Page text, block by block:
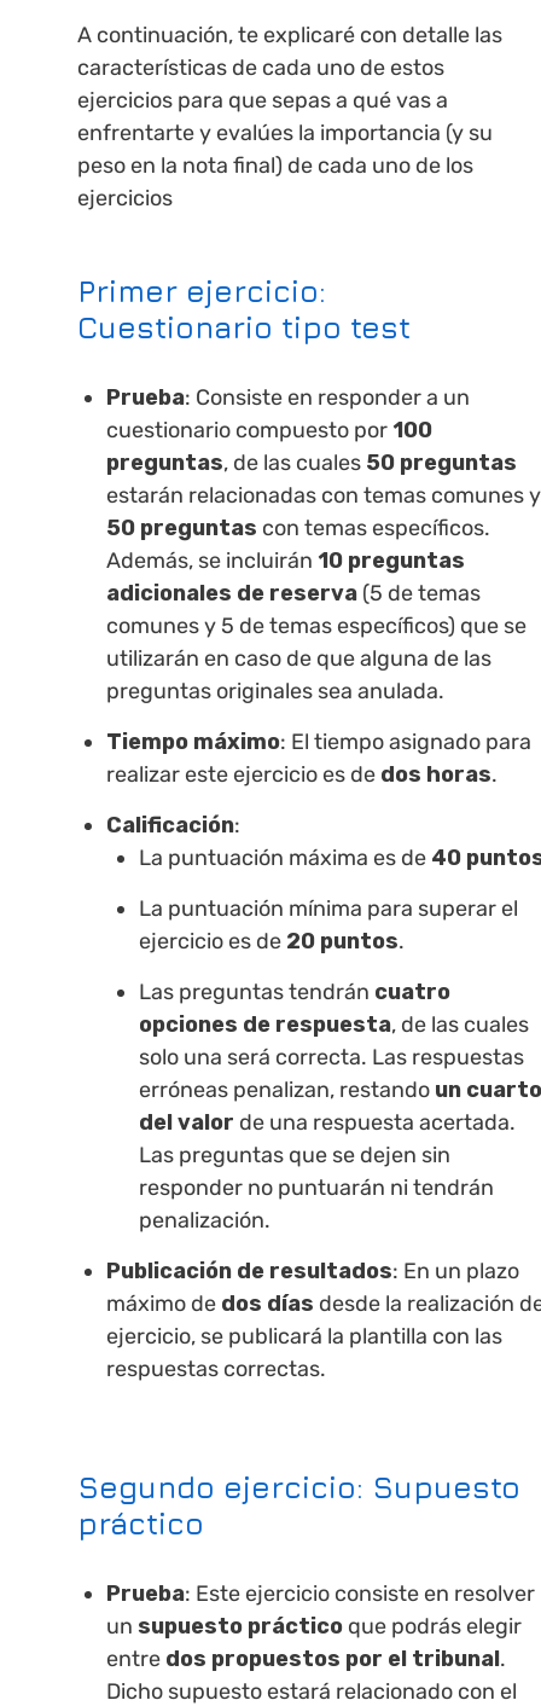
A continuación, te explicaré con detalle las
características de cada uno de estos
ejercicios para que sepas a qué vas a
enfrentarte y evalúes la importancia (y su
peso en la nota final) de cada uno de los
ejercicios
Primer ejercicio:
Cuestionario tipo test
Prueba: Consiste en responder a un
cuestionario compuesto por 100
preguntas, de las cuales 50 preguntas
estarán relacionadas con temas comunes y
50 preguntas con temas específicos.
Además, se incluirán 10 preguntas
adicionales de reserva (5 de temas
comunes y 5 de temas específicos) que se
utilizarán en caso de que alguna de las
preguntas originales sea anulada.
Tiempo máximo: El tiempo asignado para
realizar este ejercicio es de dos horas.
Calificación:
La puntuación máxima es de 40
La puntuación mínima para superar el
ejercicio es de 20 puntos.
Las preguntas tendrán cuatro
opciones de respuesta, de las cuales
solo una será correcta. Las respuestas
erróneas penalizan, restando un cuarto
del valor de una respuesta acertada.
Las preguntas que se dejen sin
responder no puntuarán ni tendrán
penalización.
Publicación de resultados: En un plazo
máximo de dos días desde la realización
ejercicio, se publicará la plantilla con las
respuestas correctas.
Segundo ejercicio: Supuesto
práctico
Prueba: Este ejercicio consiste en resolver
un supuesto práctico que podrás elegir
entre dos propuestos por el tribunal.
Dicho supuesto estará relacionado con el